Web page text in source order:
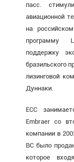
пасс.
авиационной
на
программу
поддержку
бразильского
лизинговой
Дуннаки.
ECC
Embraer со
компании в
ВС было
которое